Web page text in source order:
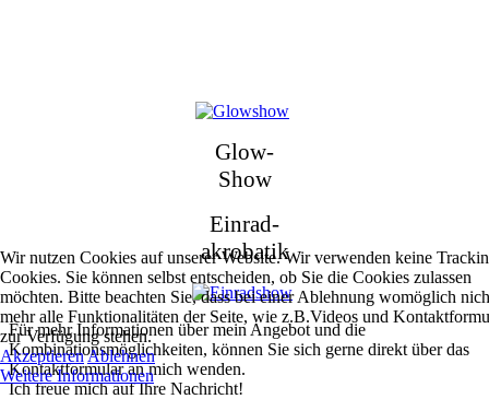
Glow-
Show
Einrad-
akrobatik
Für mehr Informationen über mein Angebot und die
Kombinationsmöglichkeiten, können Sie sich gerne direkt über das
Kontaktformular an mich wenden.
Ich freue mich auf Ihre Nachricht!
Wir nutzen Cookies auf unserer Website. Wir verwenden keine
Cookies. Sie können selbst entscheiden, ob Sie die Cookies zulassen
möchten. Bitte beachten Sie, dass bei einer Ablehnung womöglich
mehr alle Funktionalitäten der Seite, wie z.B.Videos und
zur Verfügung stehen.
AkzeptierenAblehnen
Weitere Informationen